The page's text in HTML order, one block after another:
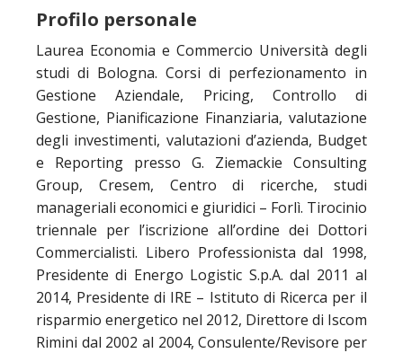
Profilo personale
Laurea Economia e Commercio Università degli
studi di Bologna. Corsi di perfezionamento in
Gestione Aziendale, Pricing, Controllo di
Gestione, Pianificazione Finanziaria, valutazione
degli investimenti, valutazioni d’azienda, Budget
e Reporting presso G. Ziemackie Consulting
Group, Cresem, Centro di ricerche, studi
manageriali economici e giuridici – Forlì. Tirocinio
triennale per l’iscrizione all’ordine dei Dottori
Commercialisti. Libero Professionista dal 1998,
Presidente di Energo Logistic S.p.A. dal 2011 al
2014, Presidente di IRE – Istituto di Ricerca per il
risparmio energetico nel 2012, Direttore di Iscom
Rimini dal 2002 al 2004, Consulente/Revisore per